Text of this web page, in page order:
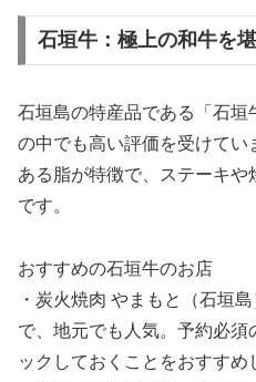
石垣牛：極上の和牛を
石垣島の特産品である「石垣
の中でも高い評価を受けて
ある脂が特徴で、ステーキ
です。
おすすめの石垣牛のお店
・炭火焼肉 やまもと（石垣
で、地元でも人気。予約必須
ックしておくことをおすすめ